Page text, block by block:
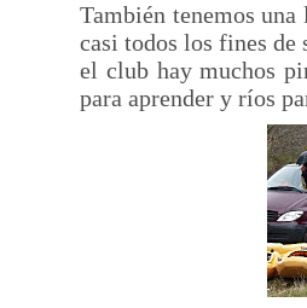
También tenemos
casi todos los fines de
el club hay muchos
para aprender y ríos